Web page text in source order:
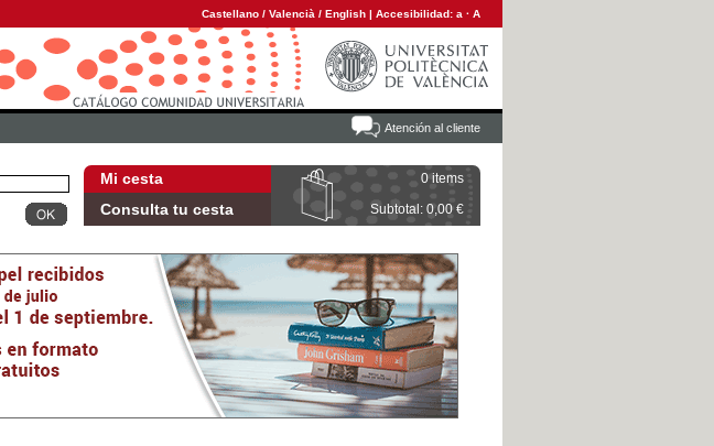
Castellano / Valencià / English | Accesibilidad: a · A
Atención al cliente
Mi cesta 0 items
Consulta tu cesta Subtotal: 0,00 €